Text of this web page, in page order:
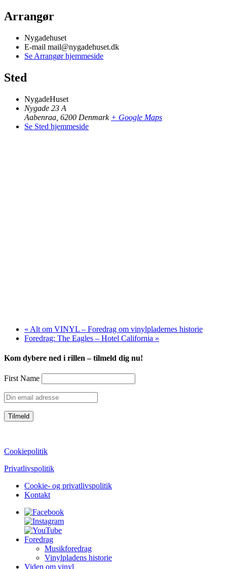
Arrangør
Nygadehuset
E-mail mail@nygadehuset.dk
Se Arrangør hjemmeside
Sted
NygadeHuset
Nygade 23 A
Aabenraa 6200 Denmark + Google Maps
Se Sted hjemmeside
« Alt om VINYL – Foredrag om vinylpladernes historie
Foredrag: The Eagles – Hotel California »
Kom dybere ned i rillen – tilmeld dig nu!
First Name
Cookiepolitik
Privatlivspolitik
Cookie- og privatlivspolitik
Kontakt
Foredrag
Musikforedrag
Vinylpladens historie
Viden om vinyl